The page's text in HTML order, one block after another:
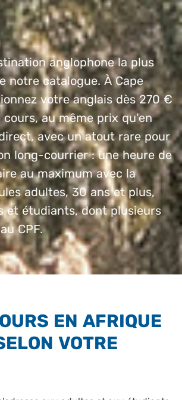
anglophone la plus
notre catalogue. À Cape
votre anglais dès 270 €
au même prix qu’en
avec un atout rare pour
long-courrier : une heure de
au maximum avec la
adultes, 30 ans et plus,
et étudiants, dont plusieurs
CPF.
EN AFRIQUE
VOTRE